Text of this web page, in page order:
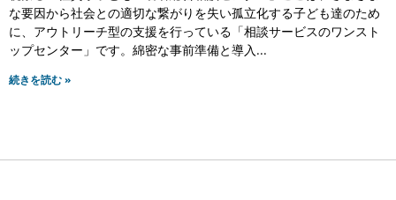
な要因から社会との適切な繋がりを失い孤立化する子ども達のため
に、アウトリーチ型の支援を行っている「相談サービスのワンスト
ップセンター」です。綿密な事前準備と導入
続きを読む »